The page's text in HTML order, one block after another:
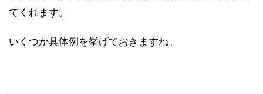
てくれます。
いくつか具体例を挙げておきますね。